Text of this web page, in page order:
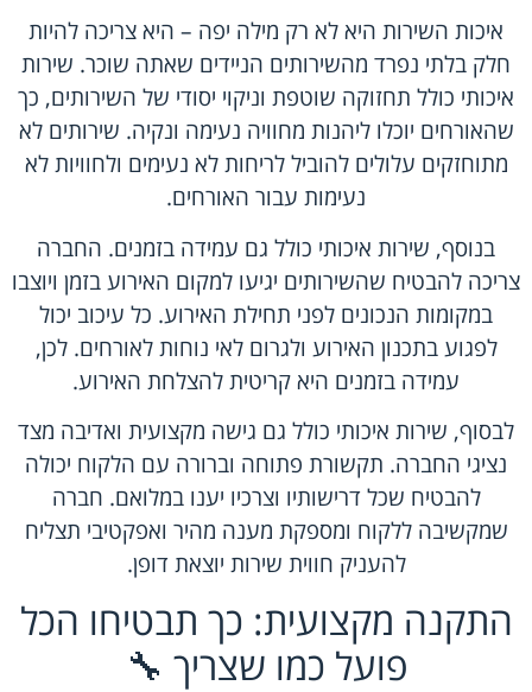
איכות השירות היא לא רק מילה יפה – היא צריכה להיות
חלק בלתי נפרד מהשירותים הניידים שאתה שוכר. שירות
איכותי כולל תחזוקה שוטפת וניקוי יסודי של השירותים, כך
שהאורחים יוכלו ליהנות מחוויה נעימה ונקיה. שירותים לא
מתוחזקים עלולים להוביל לריחות לא נעימים ולחוויות לא
נעימות עבור האורחים.
בנוסף, שירות איכותי כולל גם עמידה בזמנים. החברה
צריכה להבטיח שהשירותים יגיעו למקום האירוע בזמן ויוצבו
במקומות הנכונים לפני תחילת האירוע. כל עיכוב יכול
לפגוע בתכנון האירוע ולגרום לאי נוחות לאורחים. לכן,
עמידה בזמנים היא קריטית להצלחת האירוע.
לבסוף, שירות איכותי כולל גם גישה מקצועית ואדיבה מצד
נציגי החברה. תקשורת פתוחה וברורה עם הלקוח יכולה
להבטיח שכל דרישותיו וצרכיו יענו במלואם. חברה
שמקשיבה ללקוח ומספקת מענה מהיר ואפקטיבי תצליח
להעניק חווית שירות יוצאת דופן.
התקנה מקצועית: כך תבטיחו הכל
פועל כמו שצריך 🔧